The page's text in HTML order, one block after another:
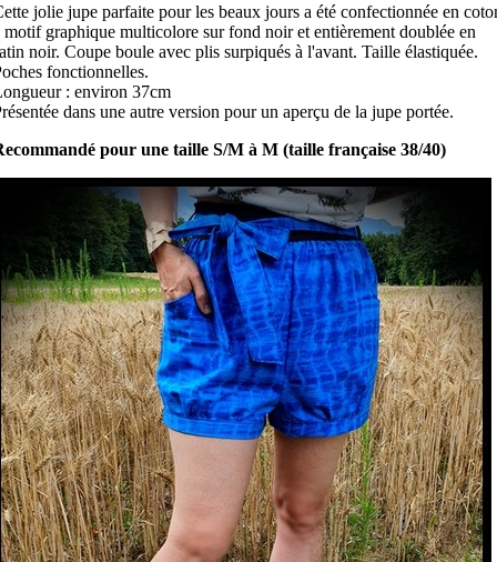
jolie jupe parfaite pour les beaux jours a été confectionnée en
motif graphique multicolore sur fond noir et entièrement doublée en
noir. Coupe boule avec plis surpiqués à l'avant. Taille élastiquée.
fonctionnelles.
: environ 37cm
dans une autre version pour un aperçu de la jupe portée.
pour une taille S/M à M (taille française 38/40)